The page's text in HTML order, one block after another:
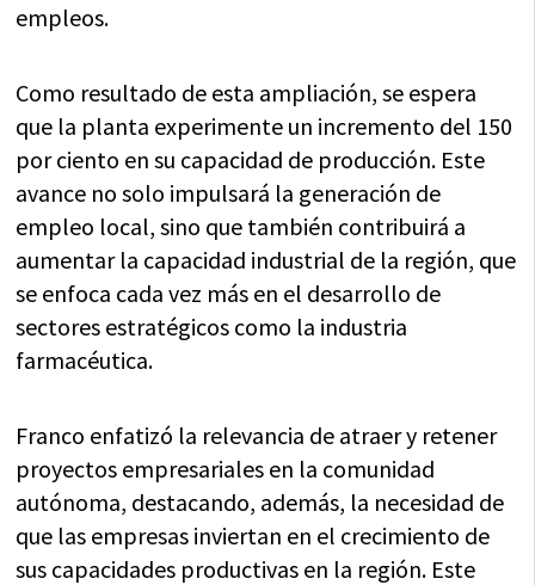
empleos.
Como resultado de esta ampliación, se espera
que la planta experimente un incremento del 150
por ciento en su capacidad de producción. Este
avance no solo impulsará la generación de
empleo local, sino que también contribuirá a
aumentar la capacidad industrial de la región, que
se enfoca cada vez más en el desarrollo de
sectores estratégicos como la industria
farmacéutica.
Franco enfatizó la relevancia de atraer y retener
proyectos empresariales en la comunidad
autónoma, destacando, además, la necesidad de
que las empresas inviertan en el crecimiento de
sus capacidades productivas en la región. Este